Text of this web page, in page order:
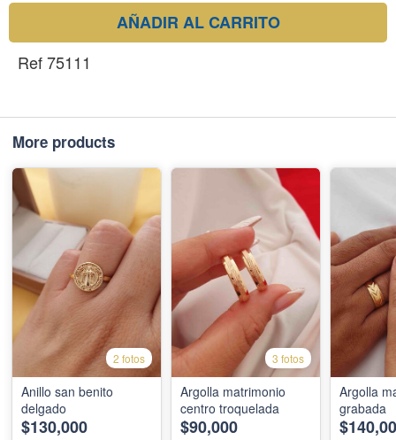
AÑADIR AL CARRITO
Ref 75111
More products
2 fotos
Anillo san benito
delgado
$130,000
3 fotos
Argolla matrimonio
centro troquelada
$90,000
Argolla
grabada